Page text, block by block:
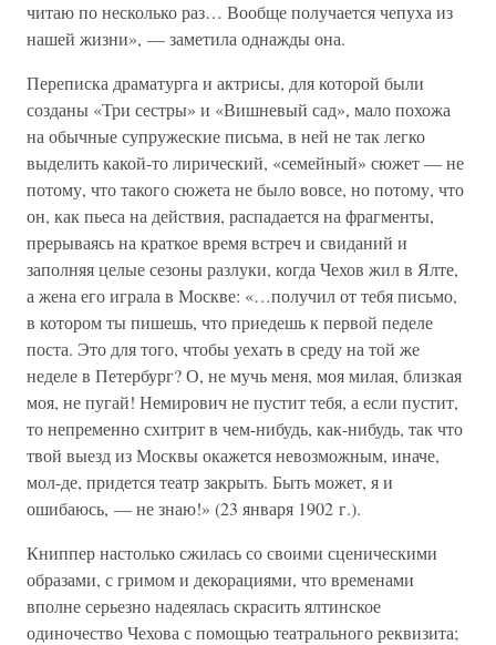
читаю по несколько раз… Вообще получается чепуха из
нашей жизни», — заметила однажды она.
Переписка драматурга и актрисы, для которой были
созданы «Три сестры» и «Вишневый сад», мало похожа
на обычные супружеские письма, в ней не так легко
выделить какой-то лирический, «семейный» сюжет — не
потому, что такого сюжета не было вовсе, но потому, что
он, как пьеса на действия, распадается на фрагменты,
прерываясь на краткое время встреч и свиданий и
заполняя целые сезоны разлуки, когда Чехов жил в Ялте,
а жена его играла в Москве: «…получил от тебя письмо,
в котором ты пишешь, что приедешь к первой педеле
поста. Это для того, чтобы уехать в среду на той же
неделе в Петербург? О, не мучь меня, моя милая, близкая
моя, не пугай! Немирович не пустит тебя, а если пустит,
то непременно схитрит в чем-нибудь, как-нибудь, так что
твой выезд из Москвы окажется невозможным, иначе,
мол-де, придется театр закрыть. Быть может, я и
ошибаюсь, — не знаю!» (23 января 1902 г.).
Книппер настолько сжилась со своими сценическими
образами, с гримом и декорациями, что временами
вполне серьезно надеялась скрасить ялтинское
одиночество Чехова с помощью театрального реквизита;